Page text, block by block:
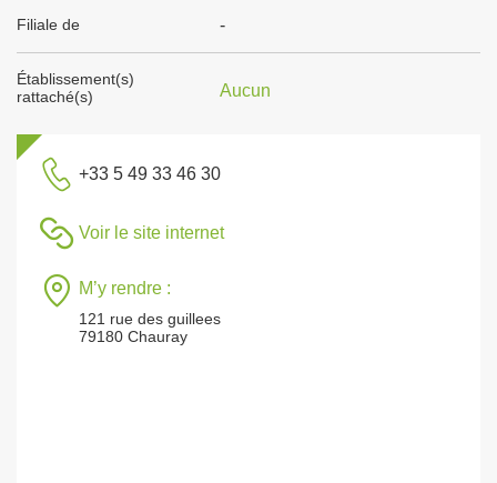
Filiale de -
Établissement(s)
rattaché(s)
Aucun
+33 5 49 33 46 30
Voir le site internet
M’y rendre :
121 rue des guillees
79180 Chauray